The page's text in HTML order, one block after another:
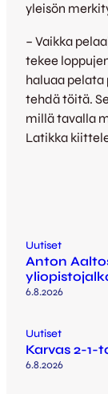
yleisön
– Vaikka
tekee
haluaa
tehdä töitä.
millä tavalla
Latikka
Uutiset
Anton
6.8.2026
Uutiset
Karvas 2-1-
6.8.2026